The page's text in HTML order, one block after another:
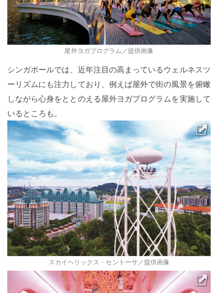
屋外ヨガプログラム／提供画像
シンガポールでは、近年注目の高まっているウェルネスツ
ーリズムにも注力しており、例えば屋外で街の風景を俯瞰
しながら心身をととのえる屋外ヨガプログラムを実施して
いるところも。
スカイヘリックス・セントーサ／提供画像